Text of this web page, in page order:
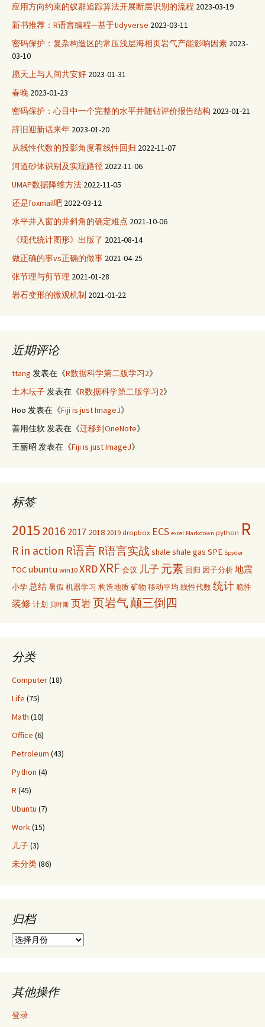
应用方向约束的蚁群追踪算法开展断层识别的流程 2023-03-19
新书推荐：R语言编程—基于tidyverse 2023-03-11
密码保护：复杂构造区的常压浅层海相页岩气产能影响因素 2023-
03-10
愿天上与人间共安好 2023-01-31
春晚 2023-01-23
密码保护：心目中一个完整的水平井随钻评价报告结构 2023-01-21
辞旧迎新话来年 2023-01-20
从线性代数的投影角度看线性回归 2022-11-07
河道砂体识别及实现路径 2022-11-06
UMAP数据降维方法 2022-11-05
还是foxmail吧 2022-03-12
水平井入窗的井斜角的确定难点 2021-10-06
《现代统计图形》出版了 2021-08-14
做正确的事vs正确的做事 2021-04-25
张节理与剪节理 2021-01-28
岩石变形的微观机制 2021-01-22
近期评论
ttang 发表在《R数据科学第二版学习2》
土木坛子发表在《R数据科学第二版学习2》
Hoo 发表在《Fiji is just ImageJ》
善用佳软发表在《迁移到OneNote》
王丽昭 发表在《Fiji is just ImageJ》
标签
2015 2016 2017 2018 2019 dropbox ECS excel Markdown python R
R in action R语言 R语言实战shale shale gas SPE Spyder
TOCubuntu win10XRDXRF 会议 儿子 元素 回归 因子分析地震
小学总结暑假 机器学习 构造地质矿物 移动平均 线性代数统计 脆性
装修 计划 贝叶斯 页岩页岩气颠三倒四
分类
Computer(18)
Life (75)
Math (10)
Office (6)
Petroleum (43)
Python (4)
R (45)
Ubuntu (7)
Work(15)
儿子(3)
未分类(86)
归档
归
其他操作
登录